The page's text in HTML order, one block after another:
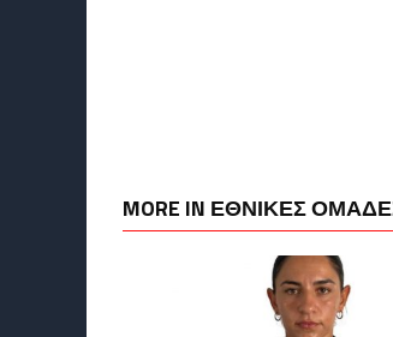
MORE IN ΕΘΝΙΚΕΣ